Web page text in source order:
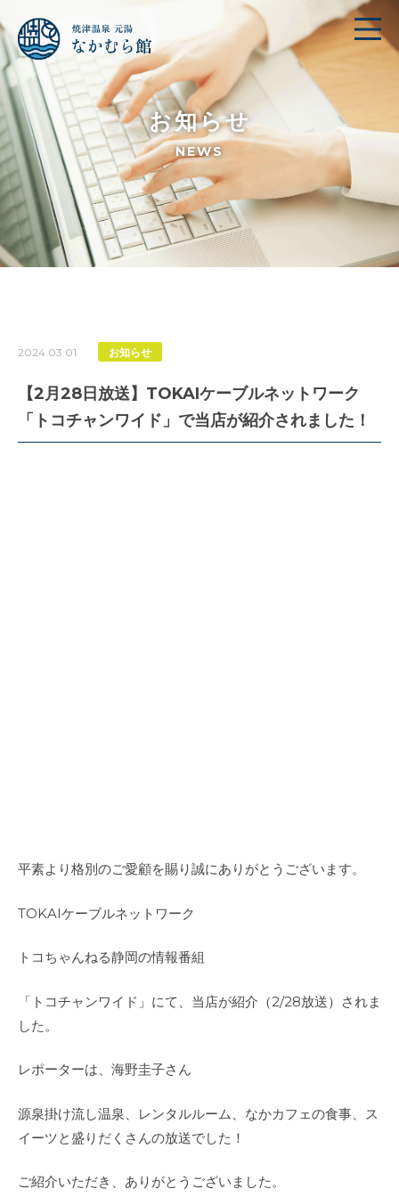
お知らせ
NEWS
2024.03.01 お知らせ
【2月28日放送】TOKAIケーブルネットワーク
「トコチャンワイド」で当店が紹介されました！
平素より格別のご愛顧を賜り誠にありがとうございます。
TOKAIケーブルネットワーク
トコちゃんねる静岡の情報番組
「トコチャンワイド」にて、当店が紹介（2/28放送）されま
した。
レポーターは、海野圭子さん
源泉掛け流し温泉、レンタルルーム、なかカフェの食事、ス
イーツと盛りだくさんの放送でした！
ご紹介いただき、ありがとうございました。